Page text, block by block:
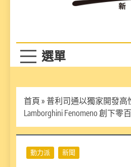
首頁 » 普利司通以獨家開發高
Lamborghini Fenomeno 創下零
動力派 新聞